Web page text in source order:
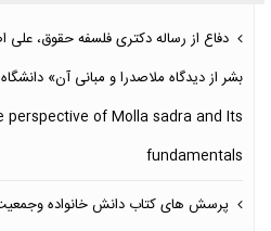
دفاع از رساله دکتری فلسفه حقوق،
perspective of Molla sadra and Its
fundamentals
پرسش های کتاب دانش خانواده